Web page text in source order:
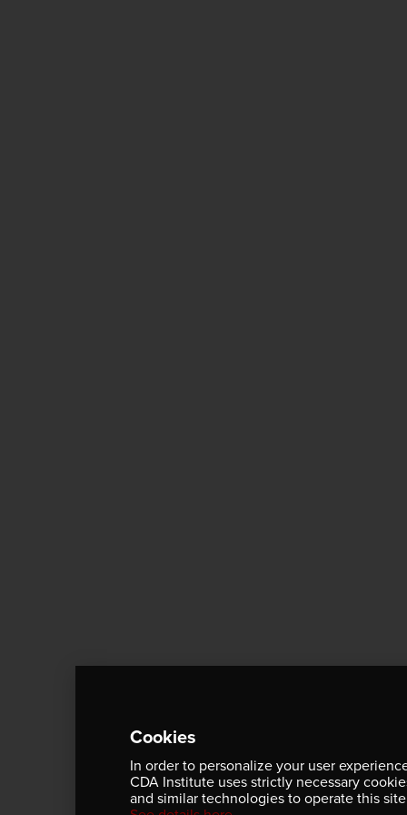
Cookies
In order to personalize your user
CDA Institute uses strictly necessary
and similar technologies to operate this